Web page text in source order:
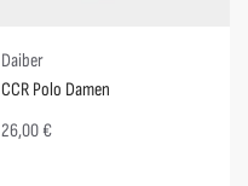
Daiber
CCR Polo Damen
26,00 €